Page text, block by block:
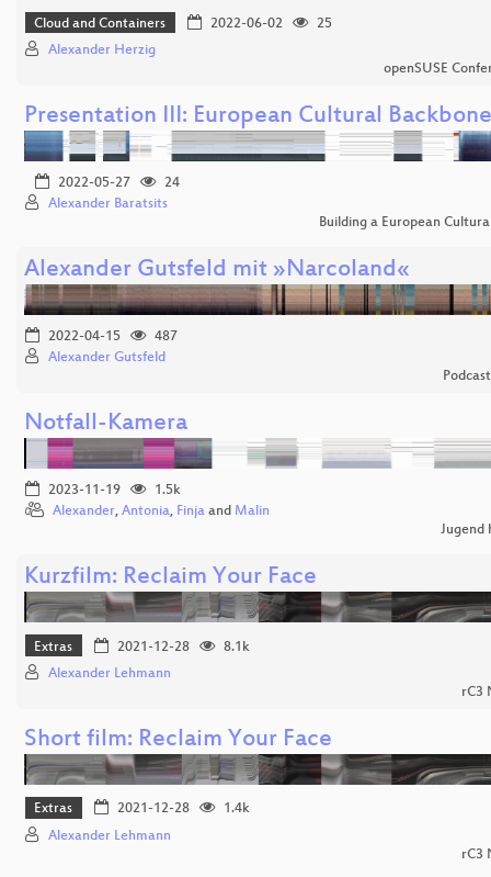
Cloud and Containers 2022-06-02
25
Alexander Herzig
openSUSE
Presentation III: European Cultural Backbone
2022-05-27
24
Alexander Baratsits
Building a European
Alexander Gutsfeld mit »Narcoland«
2022-04-15
487
Alexander Gutsfeld
Notfall-Kamera
2023-11-19
1.5k
Alexander, Antonia, Finja and Malin
Jugend
Kurzfilm: Reclaim Your Face
Extras 2021-12-28
8.1k
Alexander Lehmann
rC3
Short film: Reclaim Your Face
Extras 2021-12-28
1.4k
Alexander Lehmann
rC3